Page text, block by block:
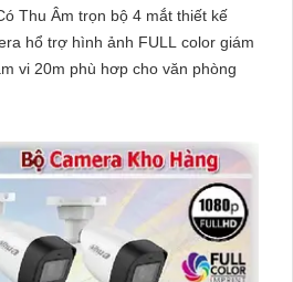
Thu Âm trọn bộ 4 mắt thiết kế
hổ trợ hình ảnh FULL color giám
vi 20m phù hơp cho văn phòng